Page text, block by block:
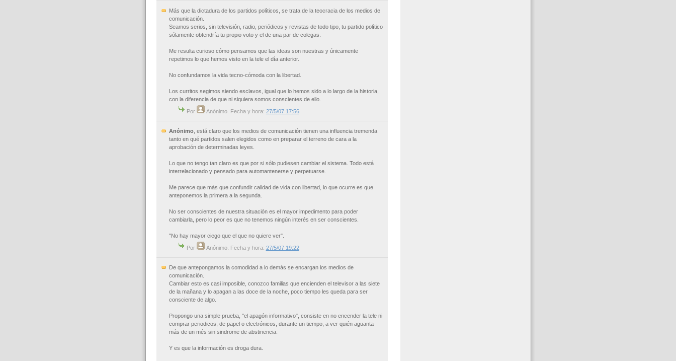
Más que la dictadura de los partidos políticos, se trata de la teocracia de los medios de
comunicación.
Seamos serios, sin televisión, radio, periódicos y revistas de todo tipo, tu partido político
sólamente obtendría tu propio voto y el de una par de colegas.
Me resulta curioso cómo pensamos que las ideas son nuestras y únicamente
repetimos lo que hemos visto en la tele el día anterior.
No confundamos la vida tecno-cómoda con la libertad.
Los curritos segimos siendo esclavos, igual que lo hemos sido a lo largo de la historia,
con la diferencia de que ni siquiera somos conscientes de ello.
Por
Anónimo. Fecha y hora: 27/5/07 17:56
Anónimo, está claro que los medios de comunicación tienen una influencia tremenda
tanto en qué partidos salen elegidos como en preparar el terreno de cara a la
aprobación de determinadas leyes.
Lo que no tengo tan claro es que por si sólo pudiesen cambiar el sistema. Todo está
interrelacionado y pensado para automantenerse y perpetuarse.
Me parece que más que confundir calidad de vida con libertad, lo que ocurre es que
anteponemos la primera a la segunda.
No ser conscientes de nuestra situación es el mayor impedimento para poder
cambiarla, pero lo peor es que no tenemos ningún interés en ser conscientes.
"No hay mayor ciego que el que no quiere ver".
Por
Anónimo. Fecha y hora: 27/5/07 19:22
De que antepongamos la comodidad a lo demás se encargan los medios de
comunicación.
Cambiar esto es casi imposible, conozco familias que encienden el televisor a las siete
de la mañana y lo apagan a las doce de la noche, poco tiempo les queda para ser
consciente de algo.
Propongo una simple prueba, "el apagón informativo", consiste en no encender la tele ni
comprar periodicos, de papel o electrónicos, durante un tiempo, a ver quién aguanta
más de un més sin sindrome de abstinencia.
Y es que la información es droga dura.